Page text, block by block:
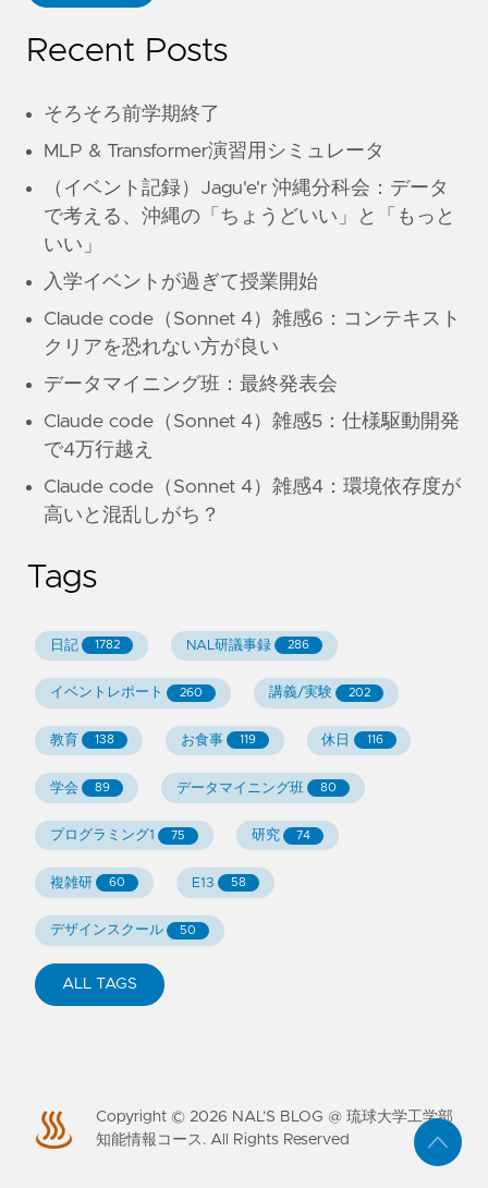
Recent Posts
そろそろ前学期終了
MLP & Transformer演習用シミュレータ
（イベント記録）Jagu'e'r 沖縄分科会：データ
で考える、沖縄の「ちょうどいい」と「もっと
いい」
入学イベントが過ぎて授業開始
Claude code（Sonnet 4）雑感6：コンテキスト
クリアを恐れない方が良い
データマイニング班：最終発表会
Claude code（Sonnet 4）雑感5：仕様駆動開発
で4万行越え
Claude code（Sonnet 4）雑感4：環境依存度が
高いと混乱しがち？
Tags
日記 1782 NAL研議事録 286
イベントレポート 260 講義/実験 202
教育 138 お食事 119 休日 116
学会 89 データマイニング班 80
プログラミング1 75 研究 74
複雑研 60 E13 58
デザインスクール 50
ALL TAGS
Copyright © 2026 NAL’S BLOG @ 琉球大学工学部
知能情報コース. All Rights Reserved